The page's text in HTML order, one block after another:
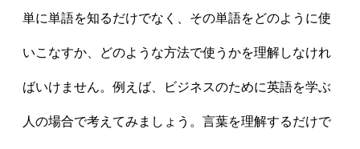
単に単語を知るだけでなく、その単語をどのように使
いこなすか、どのような方法で使うかを理解しなけれ
ばいけません。例えば、ビジネスのために英語を学ぶ
人の場合で考えてみましょう。言葉を理解するだけで